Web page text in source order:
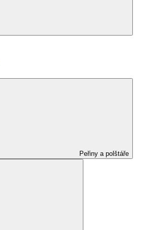
Peřiny a polštáře